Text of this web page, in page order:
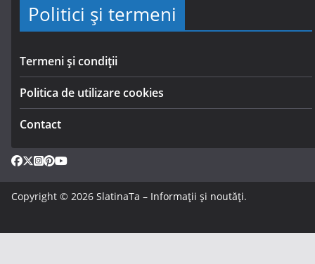
Politici și termeni
Termeni și condiții
Politica de utilizare cookies
Contact
Copyright © 2026 SlatinaTa – Informații și noutăți.